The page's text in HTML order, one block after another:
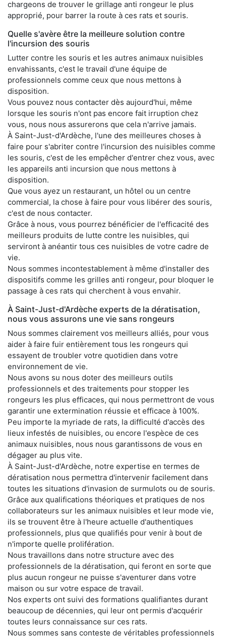
chargeons de trouver le grillage anti rongeur le plus
approprié, pour barrer la route à ces rats et souris.
Quelle s'avère être la meilleure solution contre
l'incursion des souris
Lutter contre les souris et les autres animaux nuisibles
envahissants, c'est le travail d'une équipe de
professionnels comme ceux que nous mettons à
disposition.
Vous pouvez nous contacter dès aujourd'hui, même
lorsque les souris n'ont pas encore fait irruption chez
vous, nous nous assurerons que cela n'arrive jamais.
À Saint-Just-d'Ardèche, l'une des meilleures choses à
faire pour s'abriter contre l'incursion des nuisibles comme
les souris, c'est de les empêcher d'entrer chez vous, avec
les appareils anti incursion que nous mettons à
disposition.
Que vous ayez un restaurant, un hôtel ou un centre
commercial, la chose à faire pour vous libérer des souris,
c'est de nous contacter.
Grâce à nous, vous pourrez bénéficier de l'efficacité des
meilleurs produits de lutte contre les nuisibles, qui
serviront à anéantir tous ces nuisibles de votre cadre de
vie.
Nous sommes incontestablement à même d'installer des
dispositifs comme les grilles anti rongeur, pour bloquer le
passage à ces rats qui cherchent à vous envahir.
À Saint-Just-d'Ardèche experts de la dératisation,
nous vous assurons une vie sans rongeurs
Nous sommes clairement vos meilleurs alliés, pour vous
aider à faire fuir entièrement tous les rongeurs qui
essayent de troubler votre quotidien dans votre
environnement de vie.
Nous avons su nous doter des meilleurs outils
professionnels et des traitements pour stopper les
rongeurs les plus efficaces, qui nous permettront de vous
garantir une extermination réussie et efficace à 100%.
Peu importe la myriade de rats, la difficulté d'accès des
lieux infestés de nuisibles, ou encore l'espèce de ces
animaux nuisibles, nous nous garantissons de vous en
dégager au plus vite.
À Saint-Just-d'Ardèche, notre expertise en termes de
dératisation nous permettra d'intervenir facilement dans
toutes les situations d'invasion de surmulots ou de souris.
Grâce aux qualifications théoriques et pratiques de nos
collaborateurs sur les animaux nuisibles et leur mode vie,
ils se trouvent être à l'heure actuelle d'authentiques
professionnels, plus que qualifiés pour venir à bout de
n'importe quelle prolifération.
Nous travaillons dans notre structure avec des
professionnels de la dératisation, qui feront en sorte que
plus aucun rongeur ne puisse s'aventurer dans votre
maison ou sur votre espace de travail.
Nos experts ont suivi des formations qualifiantes durant
beaucoup de décennies, qui leur ont permis d'acquérir
toutes leurs connaissance sur ces rats.
Nous sommes sans conteste de véritables professionnels